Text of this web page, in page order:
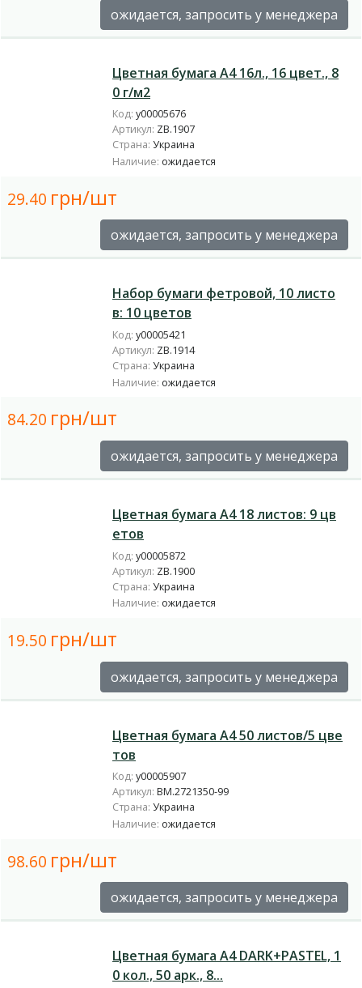
ожидается, запросить у менеджера
Цветная бумага А4 16л., 16 цвет., 8
0 г/м2
Код: у00005676
Артикул: ZB.1907
Страна: Украина
Наличие: ожидается
29.40 грн/шт
ожидается, запросить у менеджера
Набор бумаги фетровой, 10 листо
в: 10 цветов
Код: у00005421
Артикул: ZB.1914
Страна: Украина
Наличие: ожидается
84.20 грн/шт
ожидается, запросить у менеджера
Цветная бумага А4 18 листов: 9 цв
етов
Код: у00005872
Артикул: ZB.1900
Страна: Украина
Наличие: ожидается
19.50 грн/шт
ожидается, запросить у менеджера
Цветная бумага А4 50 листов/5 цве
тов
Код: у00005907
Артикул: BM.2721350-99
Страна: Украина
Наличие: ожидается
98.60 грн/шт
ожидается, запросить у менеджера
Цветная бумага А4 DARK+PASTEL, 1
0 кол., 50 арк., 8...